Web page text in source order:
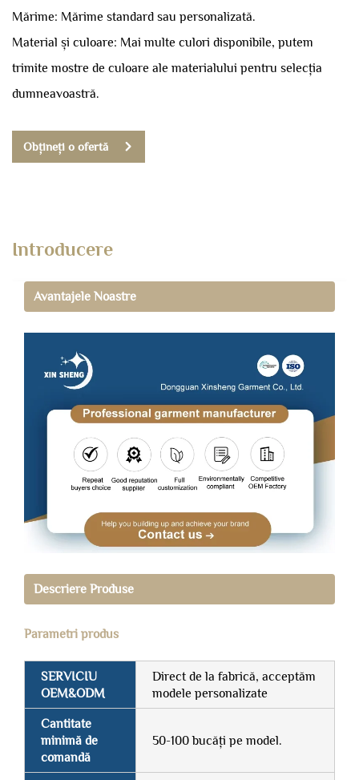
Mărime: Mărime standard sau personalizată.
Material și culoare: Mai multe culori disponibile, putem
trimite mostre de culoare ale materialului pentru selecția
dumneavoastră.
Obțineți o ofertă
Introducere
Avantajele Noastre
Descriere Produse
Parametri produs
SERVICIU
OEM&ODM
Direct de la fabrică, acceptăm
modele personalizate
Cantitate
minimă de
comandă
50-100 bucăți pe model.